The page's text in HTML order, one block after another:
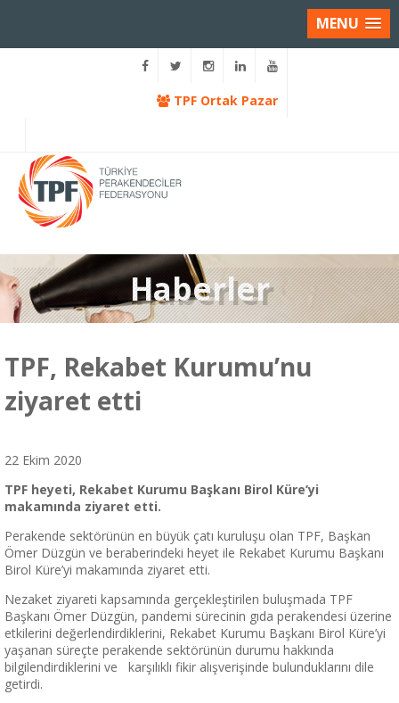
MENU
TPF Ortak Pazar
Haberler
TPF, Rekabet Kurumu’nu
ziyaret etti
22 Ekim 2020
TPF heyeti, Rekabet Kurumu Başkanı Birol Küre’yi
makamında ziyaret etti.
Perakende sektörünün en büyük çatı kuruluşu olan TPF, Başkan
Ömer Düzgün ve beraberindeki heyet ile Rekabet Kurumu Başkanı
Birol Küre’yi makamında ziyaret etti.
Nezaket ziyareti kapsamında gerçekleştirilen buluşmada TPF
Başkanı Ömer Düzgün, pandemi sürecinin gıda perakendesi üzerine
etkilerini değerlendirdiklerini, Rekabet Kurumu Başkanı Birol Küre’yi
yaşanan süreçte perakende sektörünün durumu hakkında
bilgilendirdiklerini ve karşılıklı fikir alışverişinde bulunduklarını dile
getirdi.